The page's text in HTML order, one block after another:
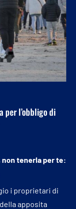
per l’obbligo di
tenerla per te:
i proprietari di
apposita